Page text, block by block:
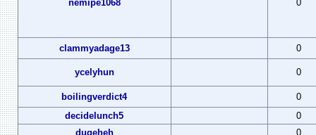
nemipe1068 0
clammyadage13 0
ycelyhun 0
boilingverdict4
0
decidelunch5
0
duqeheh
0